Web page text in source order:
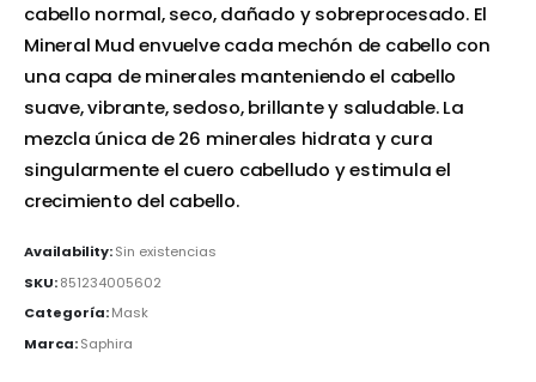
cabello normal, seco, dañado y sobreprocesado. El
Mineral Mud envuelve cada mechón de cabello con
una capa de minerales manteniendo el cabello
suave, vibrante, sedoso, brillante y saludable. La
mezcla única de 26 minerales hidrata y cura
singularmente el cuero cabelludo y estimula el
crecimiento del cabello.
Availability:Sin existencias
SKU:851234005602
Categoría:Mask
Marca:Saphira